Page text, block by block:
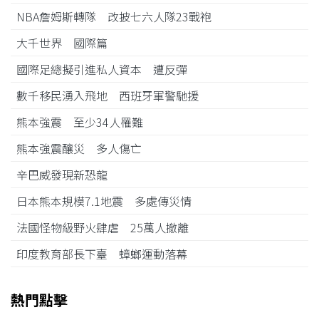
NBA詹姆斯轉隊 改披七六人隊23戰袍
大千世界 國際篇
國際足總擬引進私人資本 遭反彈
數千移民湧入飛地 西班牙軍警馳援
熊本強震 至少34人罹難
熊本強震釀災 多人傷亡
辛巴威發現新恐龍
日本熊本規模7.1地震 多處傳災情
法國怪物級野火肆虐 25萬人撤離
印度教育部長下臺 蟑螂運動落幕
熱門點擊